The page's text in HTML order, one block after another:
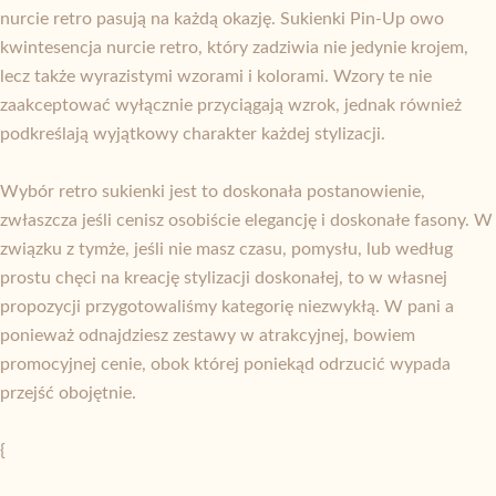
nurcie retro pasują na każdą okazję. Sukienki Pin-Up owo
kwintesencja nurcie retro, który zadziwia nie jedynie krojem,
lecz także wyrazistymi wzorami i kolorami. Wzory te nie
zaakceptować wyłącznie przyciągają wzrok, jednak również
podkreślają wyjątkowy charakter każdej stylizacji.
Wybór retro sukienki jest to doskonała postanowienie,
zwłaszcza jeśli cenisz osobiście elegancję i doskonałe fasony. W
związku z tymże, jeśli nie masz czasu, pomysłu, lub według
prostu chęci na kreację stylizacji doskonałej, to w własnej
propozycji przygotowaliśmy kategorię niezwykłą. W pani a
ponieważ odnajdziesz zestawy w atrakcyjnej, bowiem
promocyjnej cenie, obok której poniekąd odrzucić wypada
przejść obojętnie.
{